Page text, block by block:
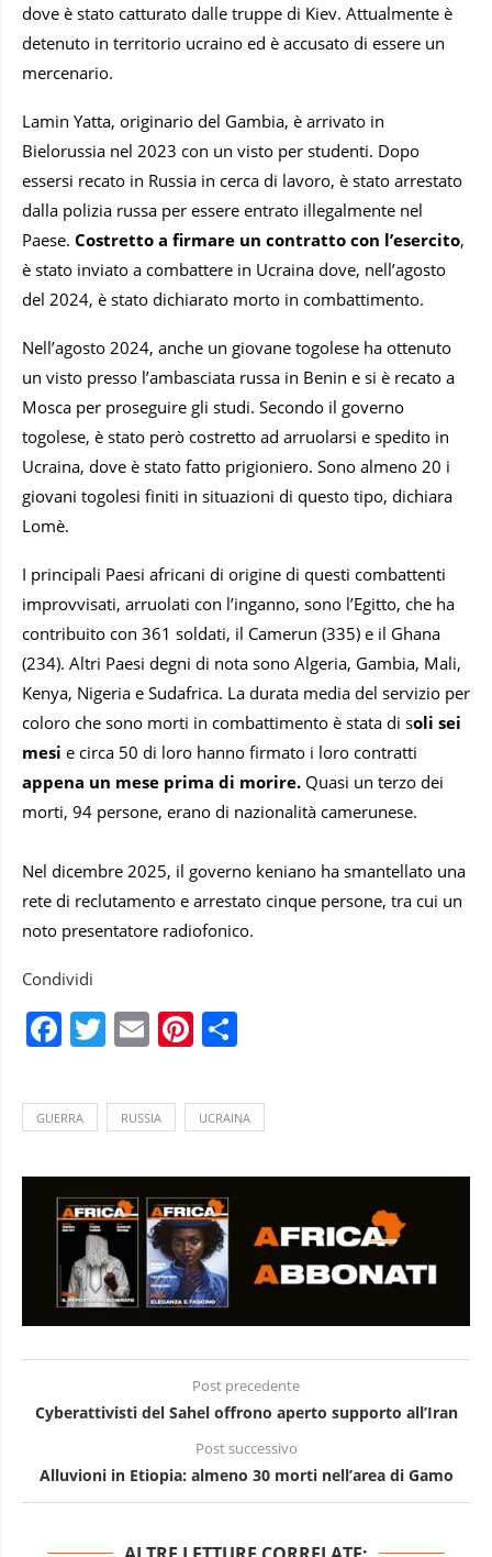
dove è stato catturato dalle truppe di Kiev. Attualmente è
detenuto in territorio ucraino ed è accusato di essere un
mercenario.
Lamin Yatta, originario del Gambia, è arrivato in
Bielorussia nel 2023 con un visto per studenti. Dopo
essersi recato in Russia in cerca di lavoro, è stato arrestato
dalla polizia russa per essere entrato illegalmente nel
Paese. Costretto a firmare un contratto con l’esercito,
è stato inviato a combattere in Ucraina dove, nell’agosto
del 2024, è stato dichiarato morto in combattimento.
Nell’agosto 2024, anche un giovane togolese ha ottenuto
un visto presso l’ambasciata russa in Benin e si è recato a
Mosca per proseguire gli studi. Secondo il governo
togolese, è stato però costretto ad arruolarsi e spedito in
Ucraina, dove è stato fatto prigioniero. Sono almeno 20 i
giovani togolesi finiti in situazioni di questo tipo, dichiara
Lomè.
I principali Paesi africani di origine di questi combattenti
improvvisati, arruolati con l’inganno, sono l’Egitto, che ha
contribuito con 361 soldati, il Camerun (335) e il Ghana
(234). Altri Paesi degni di nota sono Algeria, Gambia, Mali,
Kenya, Nigeria e Sudafrica. La durata media del servizio per
coloro che sono morti in combattimento è stata di soli sei
mesi e circa 50 di loro hanno firmato i loro contratti
appena un mese prima di morire. Quasi un terzo dei
morti, 94 persone, erano di nazionalità camerunese.
Nel dicembre 2025, il governo keniano ha smantellato una
rete di reclutamento e arrestato cinque persone, tra cui un
noto presentatore radiofonico.
Condividi
Facebook
Twitter
EmailPinterest
GUERRA RUSSIA UCRAINA
Post precedente
Cyberattivisti del Sahel offrono aperto supporto all’Iran
Post successivo
Alluvioni in Etiopia: almeno 30 morti nell’area di Gamo